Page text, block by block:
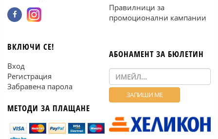
Правилници за
промоционални кампании
ВКЛЮЧИ СЕ!
Вход
Регистрация
Забравена парола
МЕТОДИ ЗА ПЛАЩАНЕ
АБОНАМЕНТ ЗА БЮЛЕТИН